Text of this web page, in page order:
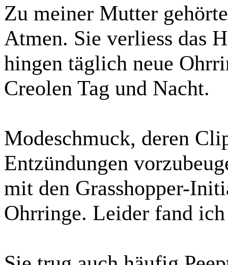
Zu meiner Mutter
Atmen. Sie verliess das
hingen täglich neue
Creolen Tag und Nacht.
Modeschmuck, deren
Entzündungen
mit den Grasshopper-
Ohrringe. Leider fand